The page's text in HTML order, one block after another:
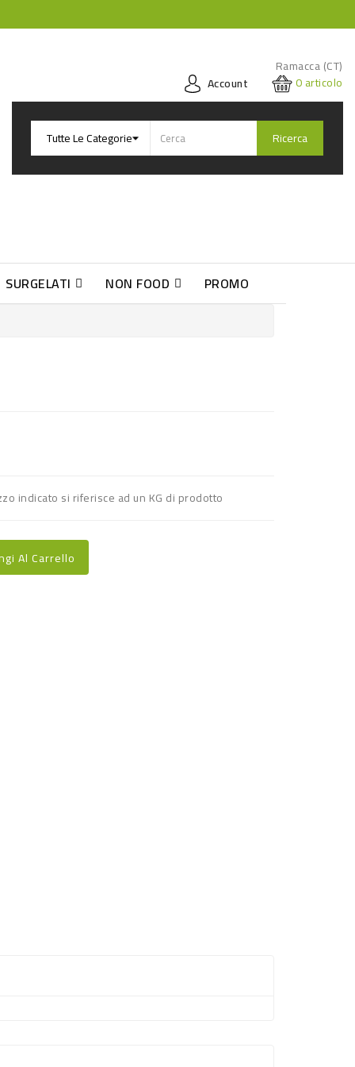
Ramacca (CT)
Account
0articolo
Ricerca
SURGELATI NON FOOD PROMO
indicato si riferisce ad un KG di prodotto
Al Carrello